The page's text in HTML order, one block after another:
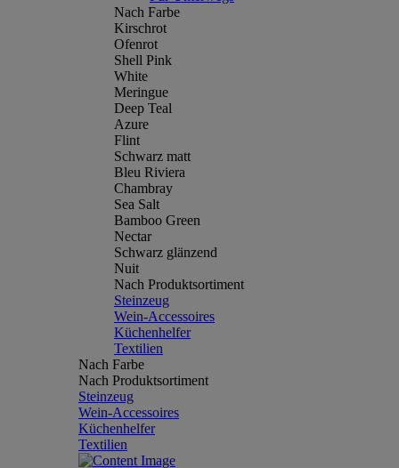
Nach Farbe
Kirschrot
Ofenrot
Shell Pink
White
Meringue
Deep Teal
Azure
Flint
Schwarz matt
Bleu Riviera
Chambray
Sea Salt
Bamboo Green
Nectar
Schwarz glänzend
Nuit
Nach Produktsortiment
Steinzeug
Wein-Accessoires
Küchenhelfer
Textilien
Nach Farbe
Nach Produktsortiment
Steinzeug
Wein-Accessoires
Küchenhelfer
Textilien